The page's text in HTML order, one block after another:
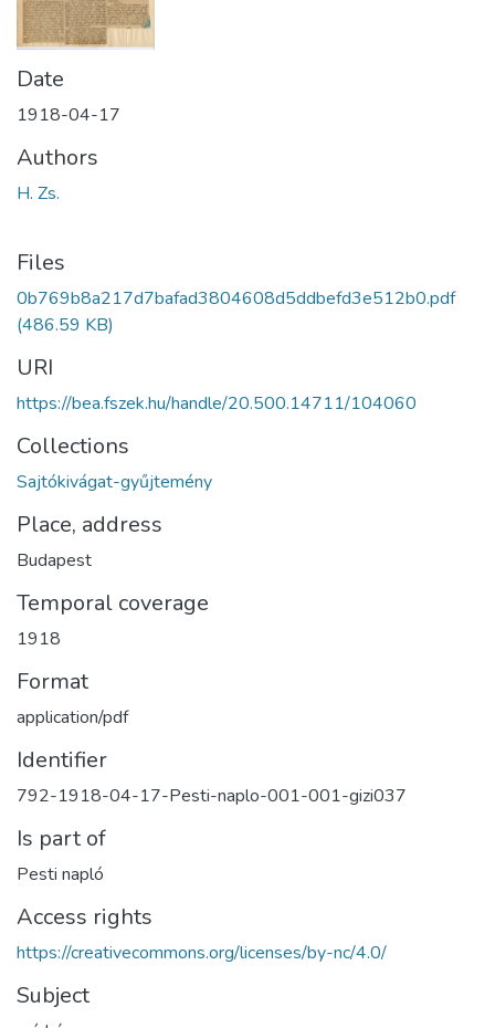
Date
1918-04-17
Authors
H. Zs.
Files
0b769b8a217d7bafad3804608d5ddbefd3e512b0.pdf
(486.59 KB)
URI
https://bea.fszek.hu/handle/20.500.14711/104060
Collections
Sajtókivágat-gyűjtemény
Place, address
Budapest
Temporal coverage
1918
Format
application/pdf
Identifier
792-1918-04-17-Pesti-naplo-001-001-gizi037
Is part of
Pesti napló
Access rights
https://creativecommons.org/licenses/by-nc/4.0/
Subject